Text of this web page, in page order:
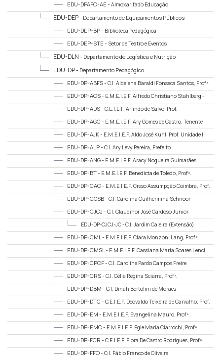
EDU-DPAFO-AE - Almoxarifado Educação
EDU-DEP - Departamento de Equipamentos Públicos
EDU-DEP-BP - Biblioteca Pedagógica
EDU-DEP-STE - Setor de Teatro e Eventos
EDU-DLN - Departamento de Logística e Nutrição
EDU-DP - Departamento Pedagógico
EDU-DP-ABFS - C.I. Aldelena Baraldi Fonseca Santos, Profª.
EDU-DP-ACS - E.M.E.I.E.F. Alfredo Christiano Stahlberg -
EDU-DP-ADS - C.E.I.E.F. Arlindo de Salvo, Prof.
EDU-DP-AGC - E.M.E.I.E.F. Ary Gomes de Castro, Tenente
EDU-DP-AJK - E.M.E.I.E.F. Aldo José Kuhl, Prof. Unidade Ii
EDU-DP-ALP - C.I. Ary Levy Pereira, Prefeito
EDU-DP-ANG - E.M.E.I.E.F. Aracy Nogueira Guimarães
EDU-DP-BT - E.M.E.I.E.F. Benedicta de Toledo, Profª.
EDU-DP-CAC - E.M.E.I.E.F. Creso Assumpção Coimbra, Prof.
EDU-DP-CGSB - C.I. Carolina Guilhermina Schnoor
EDU-DP-CJCJ - C.I. Claudinor José Cardoso Junior
EDU-DP-CJCJ-JC -C.I. Jardim Caieira (Extensão)
EDU-DP-CML - E.M.E.I.E.F. Clara Monzoni Lang, Profª.
EDU-DP-CMSL - E.M.E.I.E.F. Cassiana Maria Soares Lenci,
EDU-DP-CPCF - C.I. Caroline Pardo Campos Freire
EDU-DP-CRS - C.I. Célia Regina Sciarra, Profª.
EDU-DP-DBM - C.I. Dinah Bertolini de Moraes
EDU-DP-DTC - C.E.I.E.F. Deovaldo Teixeira de Carvalho, Prof.
EDU-DP-EM - E.M.E.I.E.F. Evangelina Mauro, Profª.
EDU-DP-EMC - E.M.E.I.E.F. Egle Maria Ciarrochi, Profª.
EDU-DP-FCR - C.E.I.E.F. Flora De Castro Rodrigues, Profª.
EDU-DP-FFO - C.I. Fábio Franco de Oliveira